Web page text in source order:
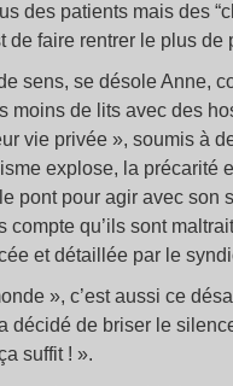
des patients mais des
de faire rentrer le plus
sens, se désole Anne,
moins de lits avec des
vie privée », soumis à
explose, la
pont pour agir avec
compte qu’ils sont
et détaillée par le
», c’est aussi ce
décidé de briser le
suffit ! ».